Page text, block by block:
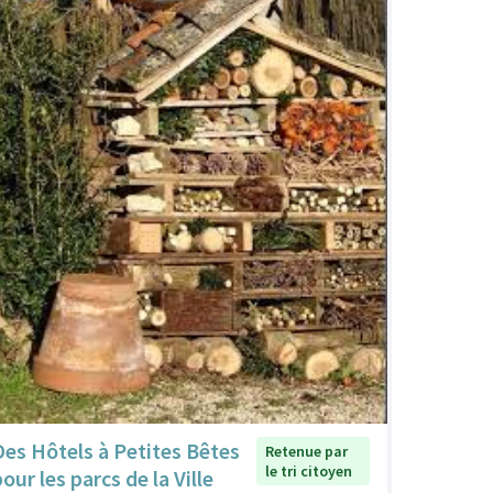
Hôtels à Petites Bêtes
les parcs de la Ville
Retenue par
le tri citoyen